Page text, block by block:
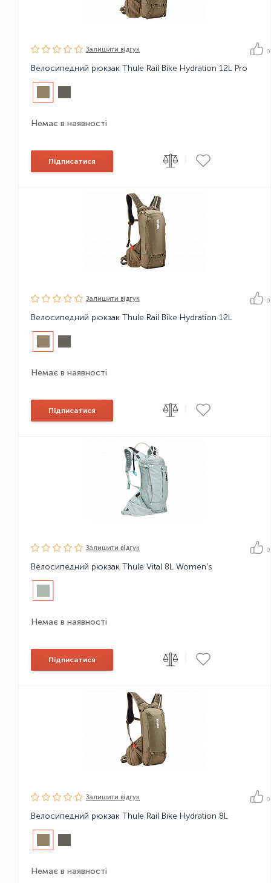
Залишити вiдгук 0
Велосипедний рюкзак Thule Rail Bike Hydration 12L Pro
Немає в наявності
Підписатися
Залишити вiдгук 0
Велосипедний рюкзак Thule Rail Bike Hydration 12L
Немає в наявності
Підписатися
Залишити вiдгук 0
Велосипедний рюкзак Thule Vital 8L Women's
Немає в наявності
Підписатися
Залишити вiдгук 0
Велосипедний рюкзак Thule Rail Bike Hydration 8L
Немає в наявності